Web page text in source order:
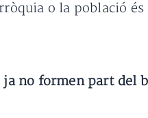
o la població
no formen part del